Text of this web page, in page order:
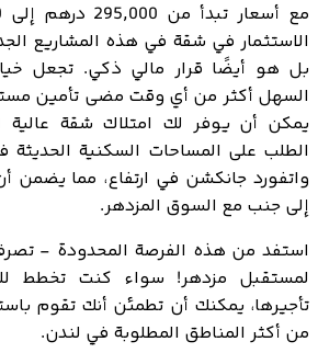
الاستثمار في شقة في هذه المشاريع
بل هو أيضًا قرار مالي ذكي. تجعل
السهل أكثر من أي وقت مضى تأمين
يمكن أن يوفر لك امتلاك شقة عالية
الطلب على المساحات السكنية
واتفورد جانكشن في ارتفاع، مما يضمن
إلى جنب مع السوق المزدهر.
استفد من هذه الفرصة المحدودة -
لمستقبل مزدهر! سواء كنت تخطط
تأجيرها، يمكنك أن تطمئن أنك تقوم
من أكثر المناطق المطلوبة في لندن.